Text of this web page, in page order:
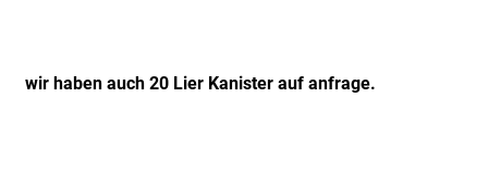
wir haben auch 20 Lier Kanister auf anfrage.